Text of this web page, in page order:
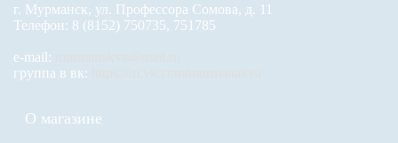
г. Мурманск, ул. Профессора Сомова, д. 11
Телефон: 8 (8152) 750735, 751785
e-mail:
группа в вк:
О магазине